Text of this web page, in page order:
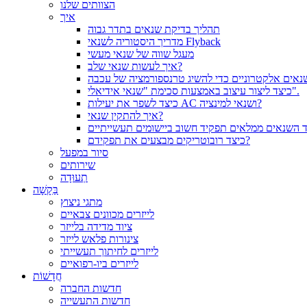
הצוותים שלנו
איך
תהליך בדיקת שנאים בתדר גבוה
מדריך היסטוריה לשנאי Flyback
מעגל שווה של שנאי מעשי
איך לעשות שנאי שלב?
אלקטרוניים כדי להשיג טרנספורמציה של עכבה
כיצד ליצור עיצוב באמצעות סכימת "שנאי אידיאלי".
כיצד לשפר את יעילות AC ושנאי למינציה?
איך להתקין שנאי?
כיצד רובוטריקים מבצעים את תפקידם?
סיור במפעל
שירותים
תְעוּדָה
בַּקָשָׁה
מתגי ניצוץ
לייזרים מכוונים צבאיים
ציוד מדידה בלייזר
צינורות פלאש לייזר
לייזרים לחיתוך תעשייתי
לייזרים ביו-רפואיים
חֲדָשׁוֹת
חדשות החברה
חדשות התעשייה